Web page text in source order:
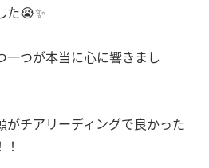
た😭✨
一つが本当に心に響きまし
がチアリーディングで良かった